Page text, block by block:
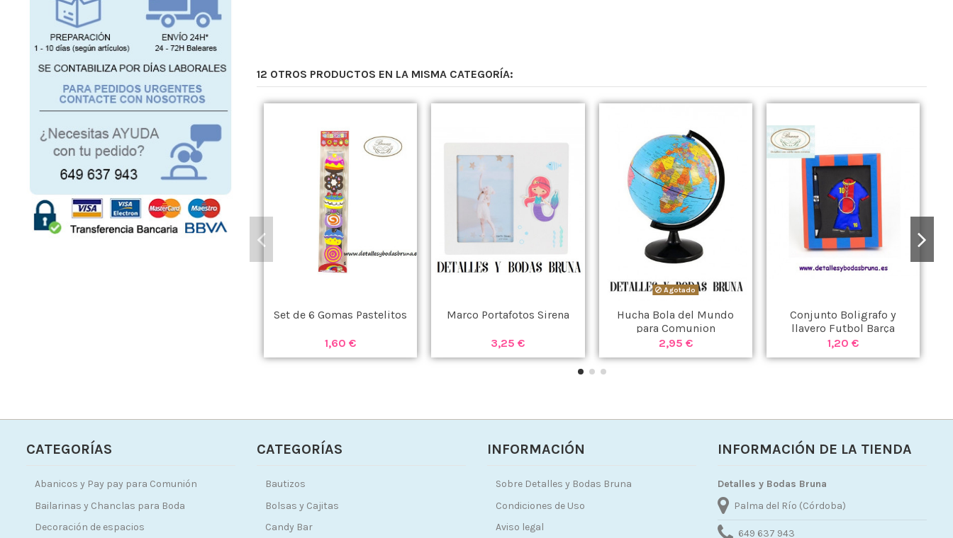
12 OTROS PRODUCTOS EN LA MISMA CATEGORÍA:
Set de 6 Gomas Pastelitos
1,60 €
Marco Portafotos Sirena
3,25 €
Agotado
Hucha Bola del Mundo
para Comunion
2,95 €
Conjunto Boligrafo y
llavero Futbol Barça
1,20 €
CATEGORÍAS
Abanicos y Pay pay para Comunión
Bailarinas y Chanclas para Boda
Decoración de espacios
CATEGORÍAS
Bautizos
Bolsas y Cajitas
Candy Bar
INFORMACIÓN
Sobre Detalles y Bodas Bruna
Condiciones de Uso
Aviso legal
INFORMACIÓN DE LA TIENDA
Detalles y Bodas Bruna
Palma del Río (Córdoba)
649 637 943